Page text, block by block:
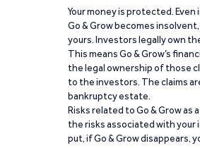
Your money is protected.
Go & Grow becomes
yours. Investors legally own
This means Go & Grow’s
the legal ownership of those
to the investors. The claims
bankruptcy estate.
Risks related to Go & Grow as
the risks associated with
put, if Go & Grow disappears,